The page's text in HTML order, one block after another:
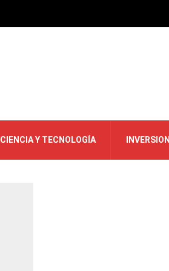
CIENCIA Y TECNOLOGÍA